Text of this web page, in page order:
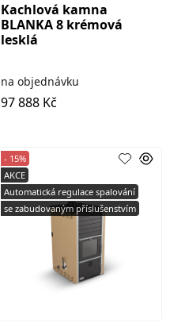
Kachlová kamna
BLANKA 8 krémová
lesklá
na objednávku
97 888 Kč
- 15%
AKCE
Automatická regulace spalování
se zabudovaným příslušenstvím